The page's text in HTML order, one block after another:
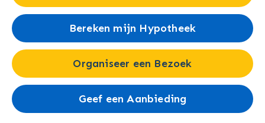
Bereken mijn Hypotheek
Organiseer een Bezoek
Geef een Aanbieding